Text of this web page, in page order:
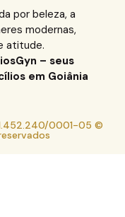
por beleza, a
modernas,
atitude.
– seus
em Goiânia
0001-05 ©